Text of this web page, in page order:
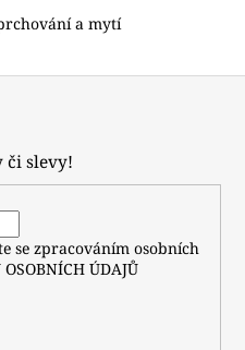
a mytí
či slevy!
se zpracováním osobních
ÚDAJŮ